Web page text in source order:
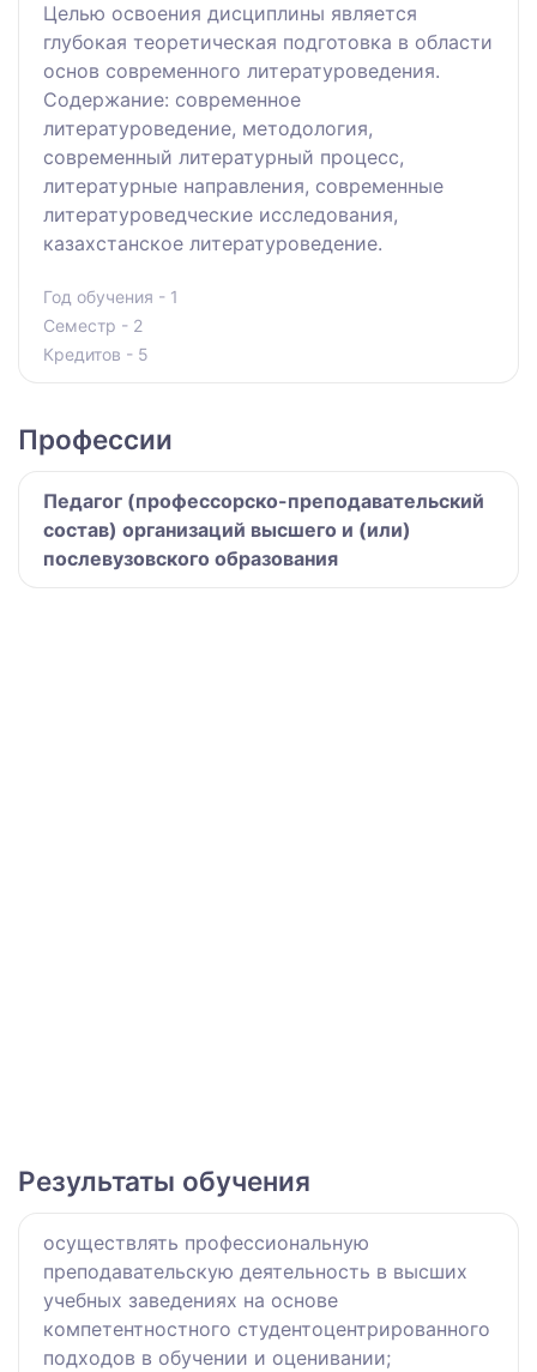
Целью освоения дисциплины является
глубокая теоретическая подготовка в области
основ современного литературоведения.
Содержание: современное
литературоведение, методология,
современный литературный процесс,
литературные направления, современные
литературоведческие исследования,
казахстанское литературоведение.
Год обучения - 1
Семестр - 2
Кредитов - 5
Профессии
Педагог (профессорско-преподавательский
состав) организаций высшего и (или)
послевузовского образования
Результаты обучения
осуществлять профессиональную
преподавательскую деятельность в высших
учебных заведениях на основе
компетентностного студентоцентрированного
подходов в обучении и оценивании;